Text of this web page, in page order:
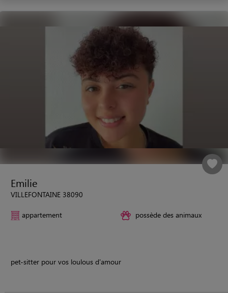
Emilie
VILLEFONTAINE 38090
appartement possède des animaux
pet-sitter pour vos loulous d'amour